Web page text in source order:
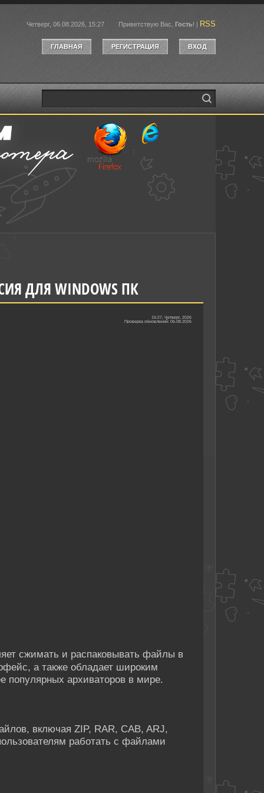
Четверг, 06.08.2026, 15:27 Приветствую Вас Гость! | RSS
ГЛАВНАЯ РЕГИСТРАЦИЯ ВХОД
ДЛЯ WINDOWS ПК
15:27, Четверг, 2026
Проверка обновлений: 06.08.2026
сжимать и распаковывать файлы в
а также обладает широким
популярных архиваторов в мире.
включая ZIP, RAR, CAB, ARJ,
работать с файлами